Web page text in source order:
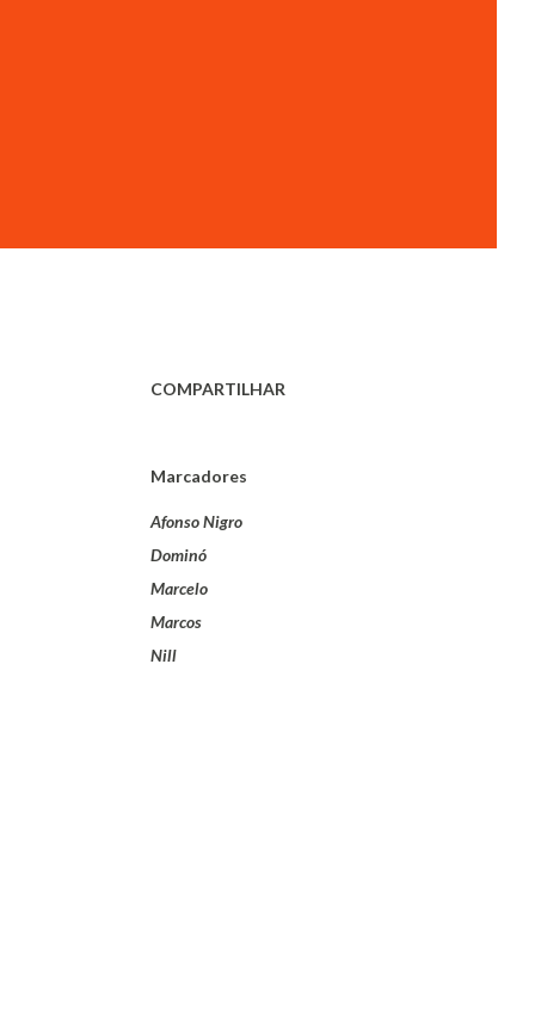
COMPARTILHAR
Marcadores
Afonso Nigro
Dominó
Marcelo
Marcos
Nill